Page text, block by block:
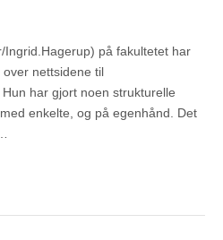
Ingrid.Hagerup) på fakultetet har
nettsidene til
har gjort noen strukturelle
enkelte, og på egenhånd. Det